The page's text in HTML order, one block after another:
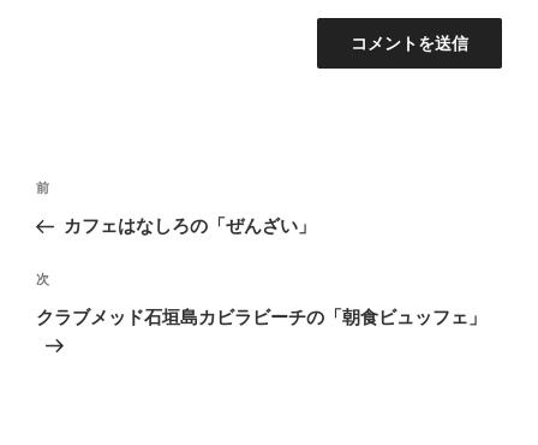
投
ナ
ビ
ゲ
ー
前
の
稿
前
カフェはなしろの「ぜんざい」
次
の
次
クラブメッド石垣島カビラビーチの「朝食ビュッフェ」